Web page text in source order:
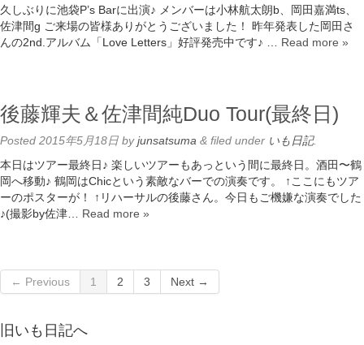
久しぶりに池袋P’s Barに出演♪ メンバーは小林航太朗b、岡田嘉満ts、
佐津間g ご来場の皆様ありがとうございました！ 昨年発表した岡田さ
んの2nd.アルバム「Love Letters」好評発売中です♪ … Read more »
後藤輝夫＆佐津間純Duo Tour(最終日)
Posted 2015年5月18日 byjunsatsuma & filed under いも日記.
本日はツアー最終日♪ 楽しいツアーもあっという間に最終日。酒田〜鶴
岡へ移動♪ 鶴岡はChicという素敵なバーでの演奏です。 ↑ここにもツア
ーのポスターが！ ↑リハーサルの後藤さん。今日もご機嫌な演奏でした
♪(撮影by佐津… Read more »
← Previous 1 2 3 Next →
旧いも日記へ